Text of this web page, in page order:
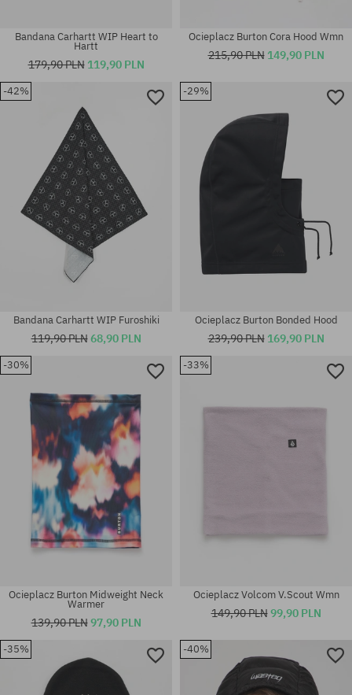
rozmiar uniwersalny
Bandana Carhartt WIP Heart to
Hartt
179,90 PLN 119,90 PLN
Ocieplacz Burton Cora Hood Wmn
215,90 PLN 149,90 PLN
-42%
rozmiar uniwersalny
Bandana Carhartt WIP Furoshiki
119,90 PLN68,90 PLN
-29%
Dostępne rozmiary:
Ocieplacz Burton Bonded Hood
239,90 PLN 169,90 PLN
-30%
Ocieplacz Burton Midweight Neck
Warmer
139,90 PLN97,90 PLN
-33%
Ocieplacz Volcom V.Scout Wmn
149,90 PLN99,90 PLN
-35% -40%